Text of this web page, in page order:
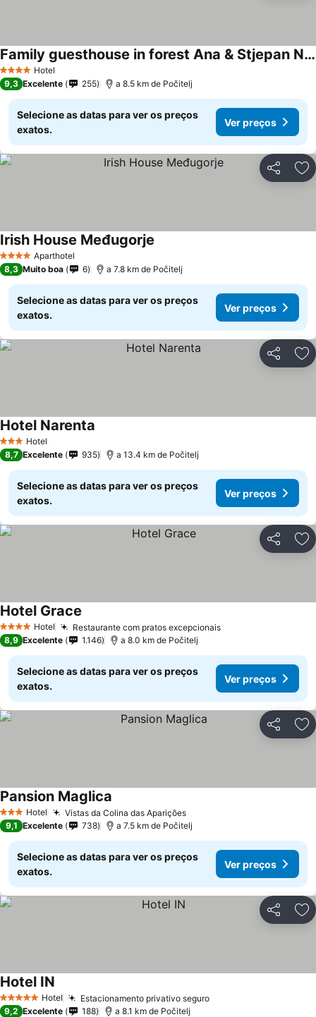
4 EstrelasHotel
Family guesthouse in forest Ana & Stjepan Nikolić
9,3 Excelente 255 a 8.5 km de Počitelj
Selecione as datas para ver os preços
exatos.
Ver preços
Partilhar
4 EstrelasAparthotel
Irish House Međugorje
8,3 Muito boa 6 a 7.8 km de Počitelj
Selecione as datas para ver os preços
exatos.
Ver preços
Partilhar
3 EstrelasHotel
Hotel Narenta
8,7 Excelente 935 a 13.4 km de Počitelj
Selecione as datas para ver os preços
exatos.
Ver preços
Partilhar
4 EstrelasHotel Restaurante com pratos excepcionais
Hotel Grace
8,9 Excelente 1.146 a 8.0 km de Počitelj
Selecione as datas para ver os preços
exatos.
Ver preços
Partilhar
3 EstrelasHotel Vistas da Colina das Aparições
Pansion Maglica
9,1 Excelente 738 a 7.5 km de Počitelj
Selecione as datas para ver os preços
exatos.
Ver preços
Partilhar
5 Estrelas Hotel Estacionamento privativo seguro
Hotel IN
9,2 Excelente 188 a 8.1 km de Počitelj